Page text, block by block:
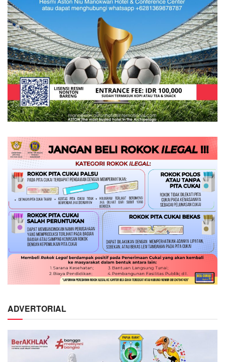
ADVERTORIAL